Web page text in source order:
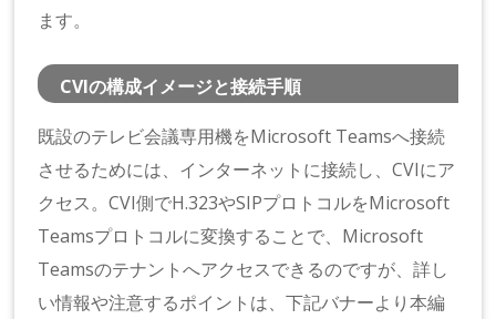
ます。
CVIの構成イメージと接続手順
既設のテレビ会議専用機をMicrosoft Teamsへ接続
させるためには、インターネットに接続し、CVIにア
クセス。CVI側でH.323やSIPプロトコルをMicrosoft
Teamsプロトコルに変換することで、Microsoft
Teamsのテナントへアクセスできるのですが、詳し
い情報や注意するポイントは、下記バナーより本編